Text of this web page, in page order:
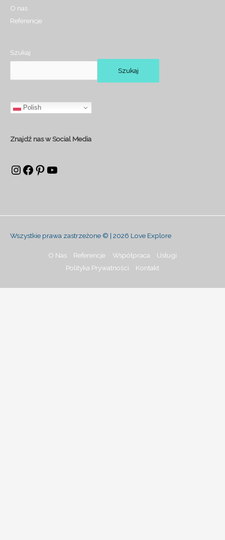
O nas
Referencje
Szukaj
Szukaj
Polish
Znajdź nas w Social Media
Wszystkie prawa zastrzeżone © | 2026 Love Explore
O Nas Referencje Współpraca
Usługi
Polityka Prywatności
Kontakt